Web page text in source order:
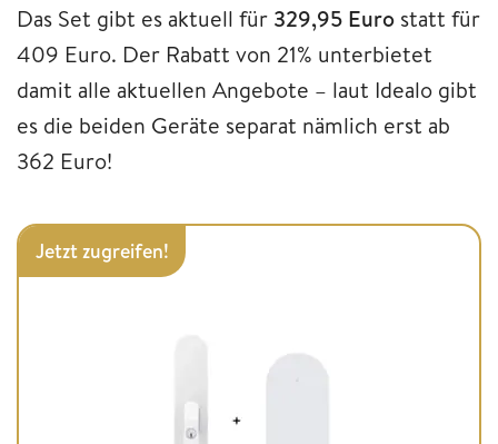
Das Set gibt es aktuell für 329,95 Euro statt für
409 Euro. Der Rabatt von 21% unterbietet
damit alle aktuellen Angebote – laut Idealo gibt
es die beiden Geräte separat nämlich erst ab
362 Euro!
Jetzt zugreifen!